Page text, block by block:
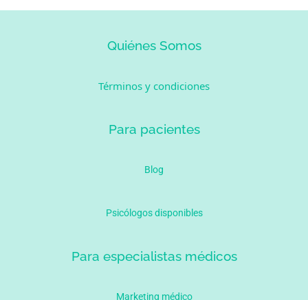
Quiénes Somos
Términos y condiciones
Para pacientes
Blog
Psicólogos disponibles
Para especialistas médicos
Marketing médico